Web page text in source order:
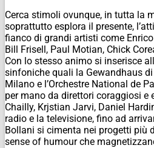
Cerca stimoli ovunque, in tutta la
soprattutto esplora il presente,
fianco di grandi artisti come
Bill Frisell, Paul Motian, Chick
Con lo stesso animo si inserisce
sinfoniche quali la Gewandhaus
Milano e l’Orchestre National de
per mano da direttori coraggiosi e
Chailly, Krjstian Jarvi, Daniel
radio e la televisione, fino ad
Bollani si cimenta nei progetti più
sense of humour che